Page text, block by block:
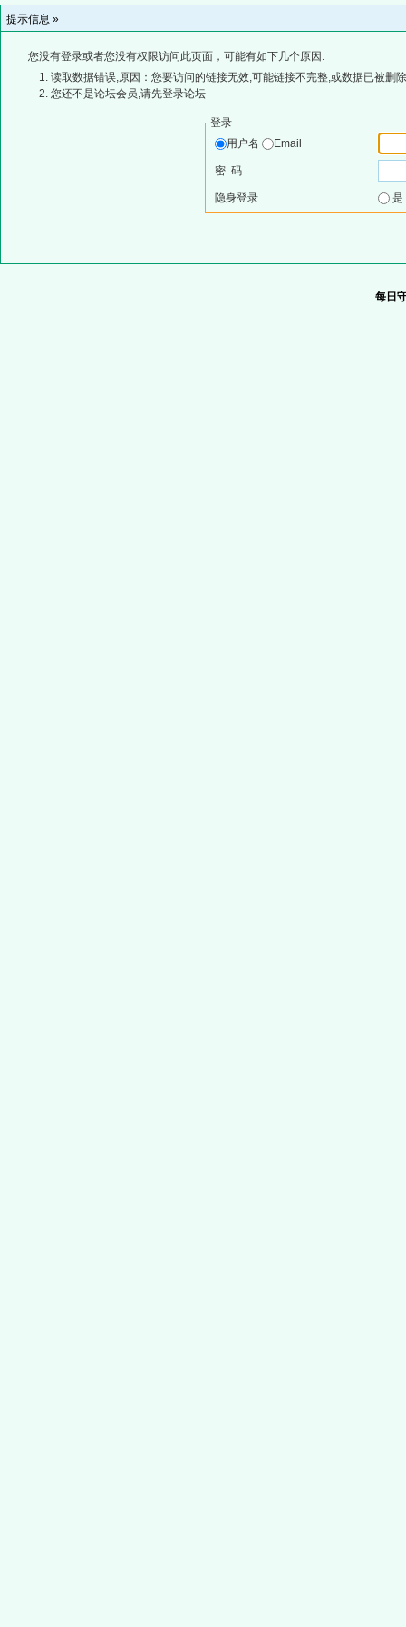
提示信息 »
您没有登录或者您没有权限访问此页面，可能有如下几个原因:
读取数据错误,原因：您要访问的链接无效,可能链接不完整,或数据已被删
您还不是论坛会员,请先登录论坛
登录
用户名
Email
密 码
隐身登录
每日